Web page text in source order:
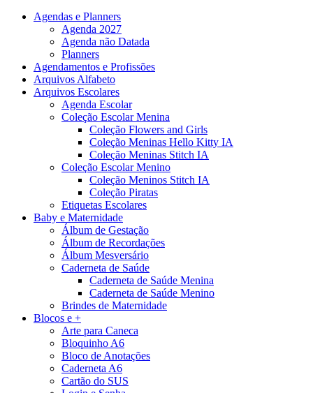
Agendas e Planners
Agenda 2027
Agenda não Datada
Planners
Agendamentos e Profissões
Arquivos Alfabeto
Arquivos Escolares
Agenda Escolar
Coleção Escolar Menina
Coleção Flowers and Girls
Coleção Meninas Hello Kitty IA
Coleção Meninas Stitch IA
Coleção Escolar Menino
Coleção Meninos Stitch IA
Coleção Piratas
Etiquetas Escolares
Baby e Maternidade
Álbum de Gestação
Álbum de Recordações
Álbum Mesversário
Caderneta de Saúde
Caderneta de Saúde Menina
Caderneta de Saúde Menino
Brindes de Maternidade
Blocos e +
Arte para Caneca
Bloquinho A6
Bloco de Anotações
Caderneta A6
Cartão do SUS